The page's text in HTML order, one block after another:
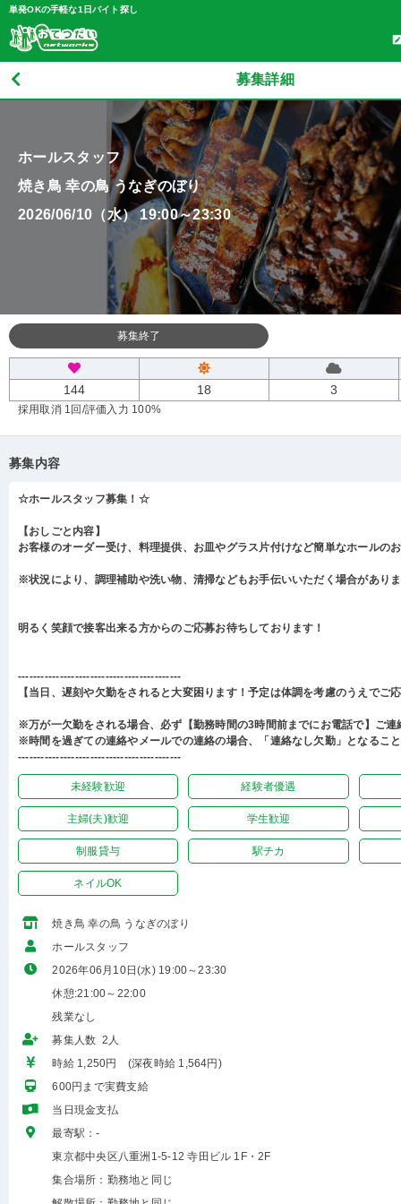
単発OKの手軽な1日バイト探し
募集詳細
ホールスタッフ
焼き鳥 幸の鳥 うなぎのぼり
2026/06/10（水） 19:00～23:30
募集終了
144 18 3
採用取消 1回 /評価入力 100%
募集内容
☆ホールスタッフ募集！☆
【おしごと内容】
お客様のオーダー受け、料理提供、お皿やグラス片付けなど簡単なホールの
※状況により、調理補助や洗い物、清掃などもお手伝いいただく場合があり
明るく笑顔で接客出来る方からのご応募お待ちしております！
-------------------------------------------
【当日、遅刻や欠勤をされると大変困ります！予定は体調を考慮のうえでご
※万が一欠勤をされる場合、必ず【勤務時間の3時間前までにお電話で】ご連
※時間を過ぎての連絡やメールでの連絡の場合、「連絡なし欠勤」となるこ
-------------------------------------------
未経験歓迎 経験者優遇
主婦(夫)歓迎 学生歓迎
制服貸与 駅チカ
ネイルOK
焼き鳥 幸の鳥 うなぎのぼり
ホールスタッフ
2026年06月10日(水) 19:00～23:30
休憩:21:00～22:00
残業なし
募集人数 2人
時給 1,250円 (深夜時給 1,564円)
600円まで実費支給
当日現金支払
最寄駅：-
東京都中央区八重洲1-5-12 寺田ビル 1F・2F
集合場所：勤務地と同じ